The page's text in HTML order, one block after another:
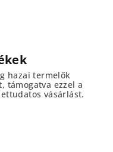
hazai termelők
támogatva ezzel a
vásárlást.